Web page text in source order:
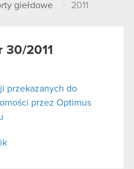
giełdowe 2011
30/2011
przekazanych do
przez Optimus